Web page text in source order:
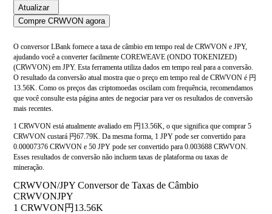
Atualizar
Compre CRWVON agora
O conversor LBank fornece a taxa de câmbio em tempo real de CRWVON e JPY,
ajudando você a converter facilmente COREWEAVE (ONDO TOKENIZED)
(CRWVON) em JPY. Esta ferramenta utiliza dados em tempo real para a conversão.
O resultado da conversão atual mostra que o preço em tempo real de CRWVON é 円
13.56K. Como os preços das criptomoedas oscilam com frequência, recomendamos
que você consulte esta página antes de negociar para ver os resultados de conversão
mais recentes.
1 CRWVON está atualmente avaliado em 円13.56K, o que significa que comprar 5
CRWVON custará 円67.79K. Da mesma forma, 1 JPY pode ser convertido para
0.00007376 CRWVON e 50 JPY pode ser convertido para 0.003688 CRWVON.
Esses resultados de conversão não incluem taxas de plataforma ou taxas de
mineração.
CRWVON/JPY Conversor de Taxas de Câmbio
CRWVONJPY
1 CRWVON円13.56K